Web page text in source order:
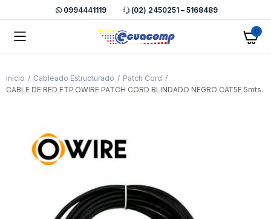
0994441119 (02) 2450251 – 5168489
0
Inicio Cableado Estructurado
Patch Cord
CABLE DE RED FTP OWIRE PATCH CORD BLINDADO NEGRO CAT5E 5mts.